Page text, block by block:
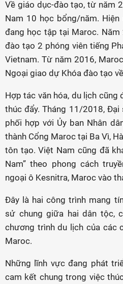
Về giáo dục-đào tạo, từ năm
Nam 10 học bổng/năm.
đang học tập tại Maroc.
đào tạo 2 phóng viên tiếng
Vietnam. Từ năm 2016,
Ngoại giao dự Khóa đào tạo
Hợp tác văn hóa, du lịch
thúc đẩy. Tháng 11/2018,
phối hợp với Ủy ban Nhân
thành Cổng Maroc tại Ba Vì,
tôn tạo. Việt Nam cũng đã
Nam” theo phong cách
ngoại ô Kesnitra, Maroc vào
Đây là hai công trình mang
sử chung giữa hai dân tộc,
chương trình du lịch của các
Maroc.
Những lĩnh vực đang phát
cam kết chung trong việc